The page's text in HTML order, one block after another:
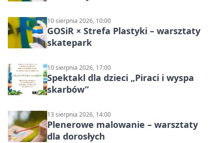
10 sierpnia 2026, 10:00
GOSiR × Strefa Plastyki – warsztaty
skatepark
10 sierpnia 2026, 17:00
Spektakl dla dzieci „Piraci i wyspa
skarbów”
13 sierpnia 2026, 14:00
Plenerowe malowanie – warsztaty
dla dorosłych